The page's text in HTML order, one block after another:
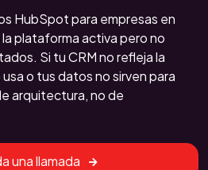
HubSpot para empresas en
plataforma activa pero no
Si tu CRM no refleja la
o tus datos no sirven para
arquitectura, no de
una llamada